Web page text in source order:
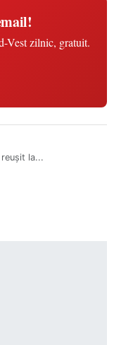
Vest zilnic, gratuit.
la...